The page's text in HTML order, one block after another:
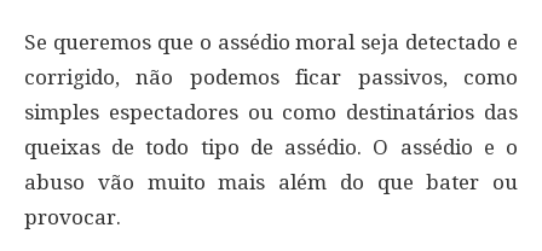
Se queremos que o assédio moral seja detectado e
corrigido, não podemos ficar passivos, como
simples espectadores ou como destinatários das
queixas de todo tipo de assédio. O assédio e o
abuso vão muito mais além do que bater ou
provocar.